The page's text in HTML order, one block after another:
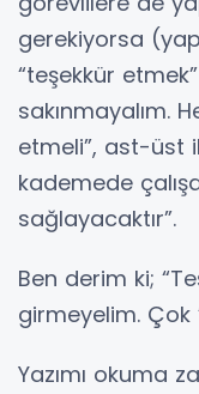
gerekiyorsa
“teşekkür
sakınmayalım.
etmeli”, ast-üst
kademede
sağlayacaktır”.
Ben derim ki;
girmeyelim. Çok
Yazımı okuma